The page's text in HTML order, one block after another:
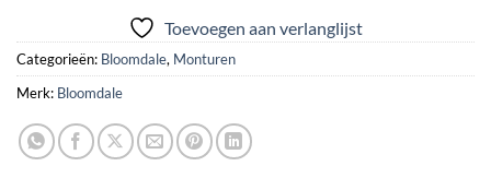
Toevoegen aan verlanglijst
Categorieën: Bloomdale, Monturen
Merk: Bloomdale